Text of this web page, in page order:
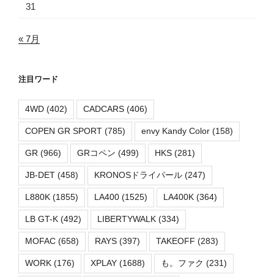
31
« 7月
注目ワード
4WD (402) CADCARS (406)
COPEN GR SPORT (785) envy Kandy Color (158)
GR (966) GRコペン (499) HKS (281)
JB-DET (458) KRONOSドライパール (247)
L880K (1855) LA400 (1525) LA400K (364)
LB GT-K (492) LIBERTYWALK (334)
MOFAC (658) RAYS (397) TAKEOFF (283)
WORK (176) XPLAY (1688) も。ファク (231)